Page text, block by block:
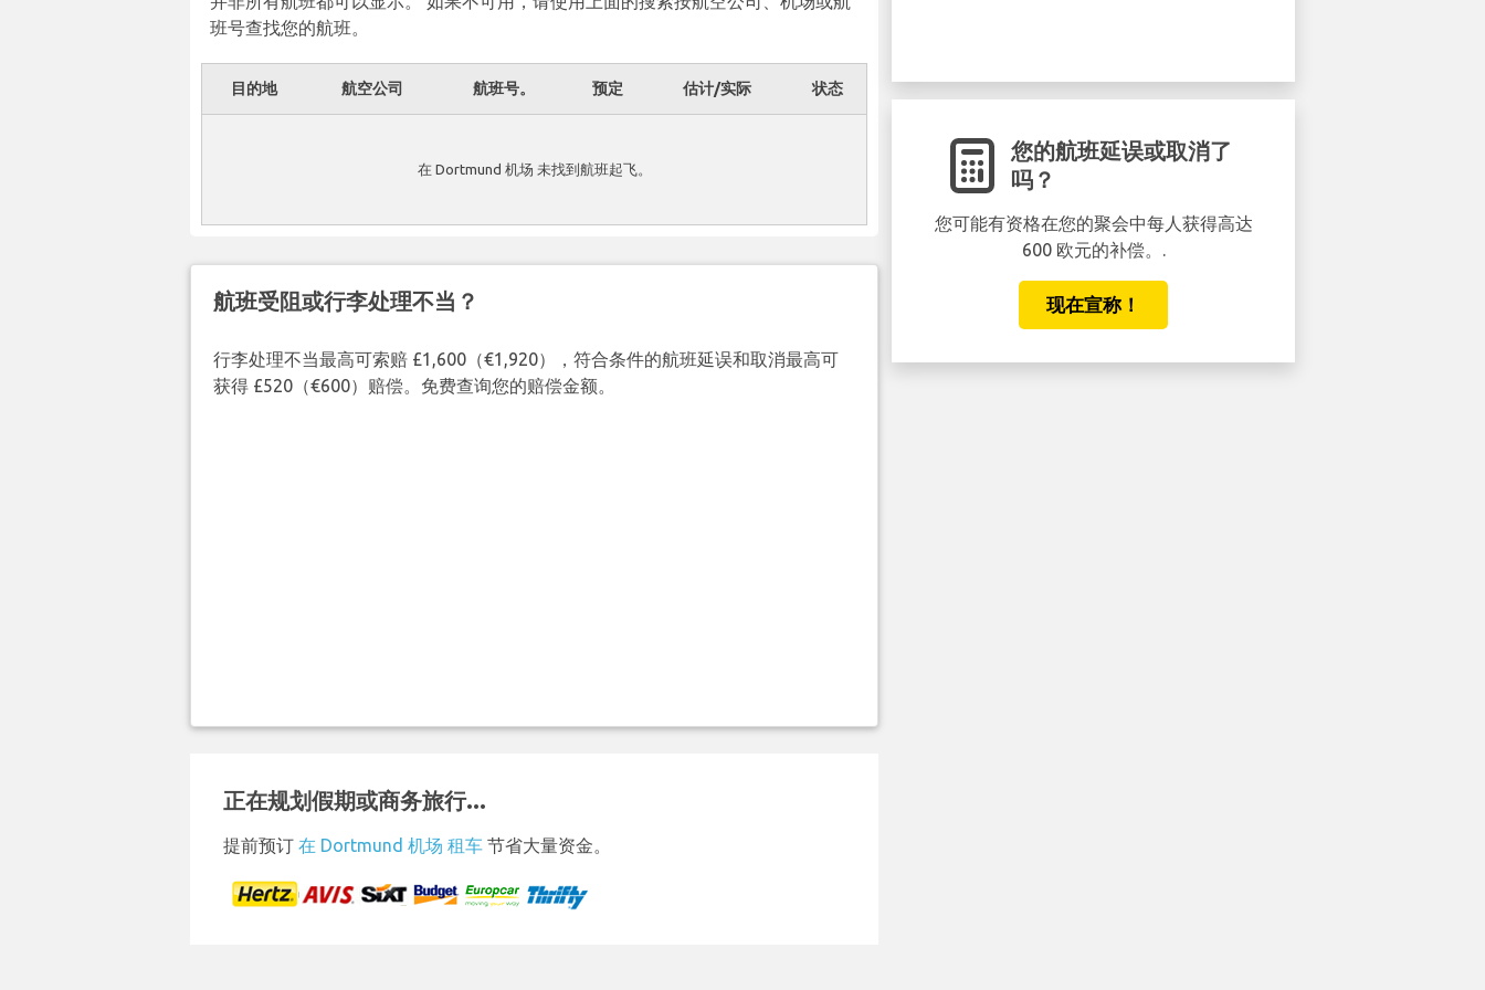
班号查找您的航班。
目的地 航空公司 航班号。 预定 估计/实际 状态
在 Dortmund 机场 未找到航班起飞。
航班受阻或行李处理不当？
行李处理不当最高可索赔 £1,600（€1,920），符合条件的航班延误和取消最高可
获得 £520（€600）赔偿。免费查询您的赔偿金额。
正在规划假期或商务旅行...
提前预订 在 Dortmund 机场 租车 节省大量资金。
您的航班延误或取消了
吗？
您可能有资格在您的聚会中每人获得高达
600 欧元的补偿。.
现在宣称！